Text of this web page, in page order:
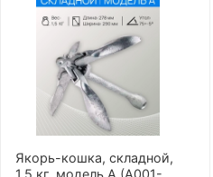
Якорь-кошка, складной,
1.5 кг, модель А (A001-